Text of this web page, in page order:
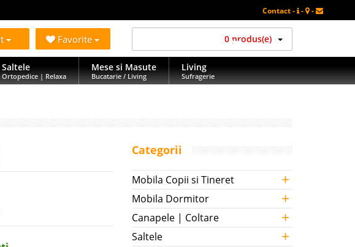
Contact - - -
Favorite 0 produs(e)
Saltele
Ortopedice | Relaxa
Mese si Masute
Bucatarie / Living
Living
Sufragerie
Categorii
Mobila Copii si Tineret +
Mobila Dormitor +
Canapele | Coltare +
Saltele +